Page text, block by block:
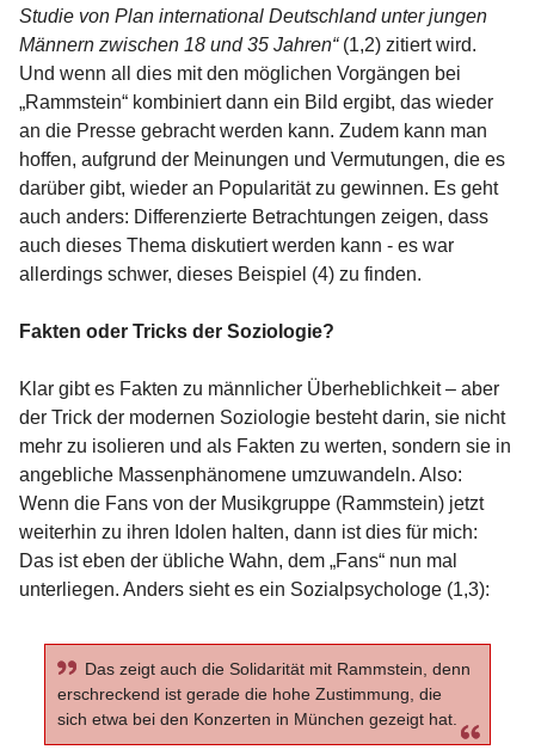
Studie von Plan international Deutschland unter jungen
Männern zwischen 18 und 35 Jahren“(1,2) zitiert wird.
Und wenn all dies mit den möglichen Vorgängen bei
„Rammstein“ kombiniert dann ein Bild ergibt, das wieder
an die Presse gebracht werden kann. Zudem kann man
hoffen, aufgrund der Meinungen und Vermutungen, die es
darüber gibt, wieder an Popularität zu gewinnen. Es geht
auch anders: Differenzierte Betrachtungen zeigen, dass
auch dieses Thema diskutiert werden kann - es war
allerdings schwer, dieses Beispiel (4) zu finden.
Fakten oder Tricks der Soziologie?
Klar gibt es Fakten zu männlicher Überheblichkeit – aber
der Trick der modernen Soziologie besteht darin, sie nicht
mehr zu isolieren und als Fakten zu werten, sondern sie in
angebliche Massenphänomene umzuwandeln. Also:
Wenn die Fans von der Musikgruppe (Rammstein) jetzt
weiterhin zu ihren Idolen halten, dann ist dies für mich:
Das ist eben der übliche Wahn, dem „Fans“ nun mal
unterliegen. Anders sieht es ein Sozialpsychologe (1,3):
Das zeigt auch die Solidarität mit Rammstein, denn
erschreckend ist gerade die hohe Zustimmung, die
sich etwa bei den Konzerten in München gezeigt hat.